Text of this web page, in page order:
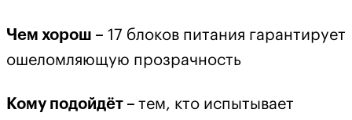
Чем хорош – 17 блоков питания гарантирует
ошеломляющую прозрачность
Кому подойдёт – тем, кто испытывает